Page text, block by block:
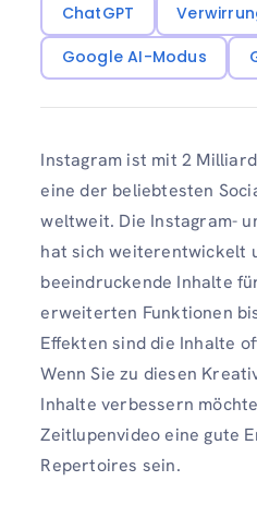
ChatGPT
Google AI-Modus
Instagram ist mit 2
eine der beliebtesten
weltweit. Die Instagram-
hat sich weiterentwickelt
beeindruckende Inhalte
erweiterten Funktionen
Effekten sind die Inhalte
Wenn Sie zu diesen
Inhalte verbessern
Zeitlupenvideo eine gute
Repertoires sein.